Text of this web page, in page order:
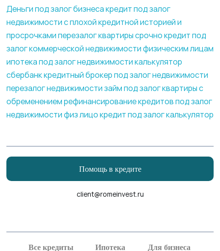
Деньги под залог бизнесакредит под залог
недвижимости с плохой кредитной историей и
просрочкамиперезалог квартиры срочнокредит под
залог коммерческой недвижимости физическим лицам
ипотека под залог недвижимости калькулятор
сбербанккредитный брокер под залог недвижимости
перезалог недвижимостизайм под залог квартиры с
обременениемрефинансирование кредитов под залог
недвижимости физ лицокредит под залог калькулятор
Все кредиты Ипотека Для бизнеса
client@romeinvest.ru
Помощь в кредите